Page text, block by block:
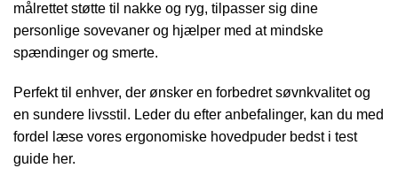
målrettet støtte til nakke og ryg, tilpasser sig dine
personlige sovevaner og hjælper med at mindske
spændinger og smerte.
Perfekt til enhver, der ønsker en forbedret søvnkvalitet og
en sundere livsstil. Leder du efter anbefalinger, kan du med
fordel læse vores ergonomiske hovedpuder bedst i test
guide her.